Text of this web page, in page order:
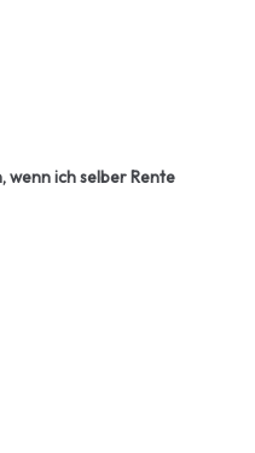
wenn ich selber Rente